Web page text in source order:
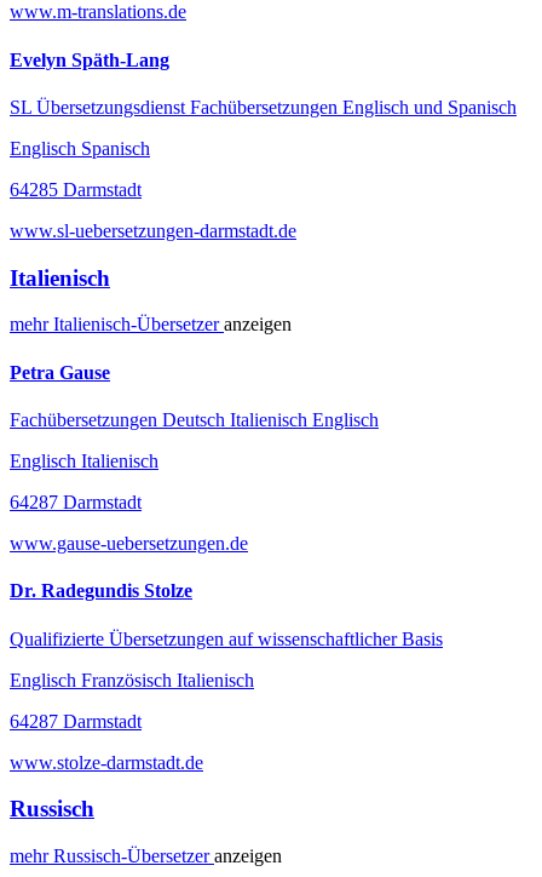
www.m-translations.de
Evelyn Späth-Lang
SL Übersetzungsdienst Fachübersetzungen Englisch und Spanisch
Englisch Spanisch
64285 Darmstadt
www.sl-uebersetzungen-darmstadt.de
Italienisch
mehrItalienisch-Übersetzeranzeigen
Petra Gause
Fachübersetzungen Deutsch Italienisch Englisch
Englisch Italienisch
64287 Darmstadt
www.gause-uebersetzungen.de
Dr. Radegundis Stolze
Qualifizierte Übersetzungen auf wissenschaftlicher Basis
Englisch Französisch Italienisch
64287 Darmstadt
www.stolze-darmstadt.de
Russisch
mehrRussisch-Übersetzeranzeigen